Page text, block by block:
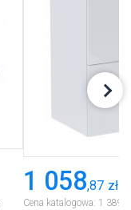
1 058,87 zł
Cena katalogowa: 1 389